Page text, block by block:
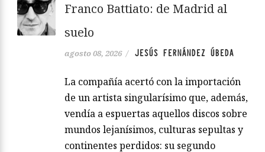
Franco Battiato: de Madrid al
suelo
agosto 08, 2026 / JESÚS FERNÁNDEZ ÚBEDA
La compañía acertó con la importación
de un artista singularísimo que, además,
vendía a espuertas aquellos discos sobre
mundos lejanísimos, culturas sepultas y
continentes perdidos: su segundo